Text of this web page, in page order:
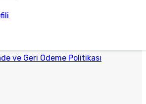
ve Geri Ödeme Politikası